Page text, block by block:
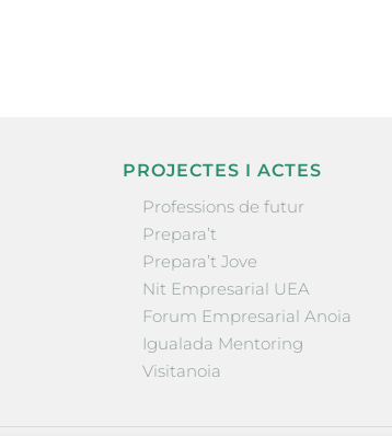
PROJECTES I ACTES
Professions de futur
Prepara’t
Prepara’t Jove
Nit Empresarial UEA
Forum Empresarial Anoia
Igualada Mentoring
Visitanoia